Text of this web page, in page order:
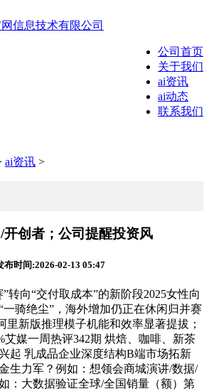
公司首页
关于我们
ai资讯
ai动态
联系我们
ai资讯 >
开创者；公司提醒投资风
布时间:2026-02-13 05:47
向“交付取成本”的新阶段2025女性向
骑绝尘”，海外增加仍正在休闲归并赛
里新版推理模子机能和效率显著提拔；
艾媒一周热评342期 烘焙、咖啡、新茶
起 乳成品企业深度结构B端市场拓新
生力军？例如：想领会商城演讲/数据/
：大数据验证全球/全国销量（额）第